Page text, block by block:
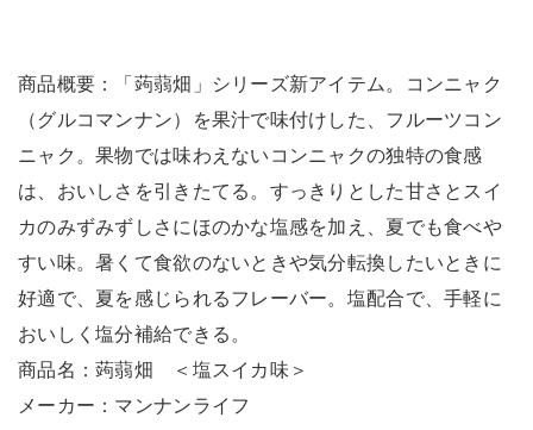
商品概要：「蒟蒻畑」シリーズ新アイテム。コンニャク
（グルコマンナン）を果汁で味付けした、フルーツコン
ニャク。果物では味わえないコンニャクの独特の食感
は、おいしさを引きたてる。すっきりとした甘さとスイ
カのみずみずしさにほのかな塩感を加え、夏でも食べや
すい味。暑くて食欲のないときや気分転換したいときに
好適で、夏を感じられるフレーバー。塩配合で、手軽に
おいしく塩分補給できる。
商品名：蒟蒻畑 ＜塩スイカ味＞
メーカー：マンナンライフ